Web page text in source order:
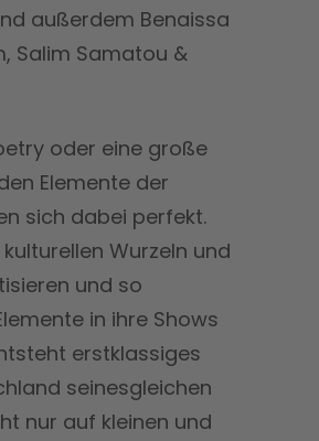
außerdem Benaissa
Salim Samatou &
oder eine große
Elemente der
sich dabei perfekt.
Wurzeln und
und so
in ihre Shows
erstklassiges
seinesgleichen
nur auf kleinen und